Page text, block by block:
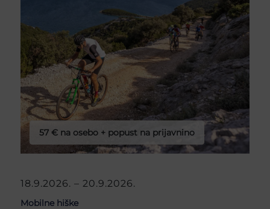
57 € na osebo + popust na prijavnino
18.9.2026. – 20.9.2026.
Mobilne hiške